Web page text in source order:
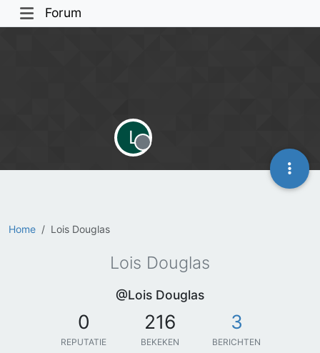
Forum
Home Lois Douglas
L
Offline
Lois Douglas
@Lois Douglas
0
REPUTATIE
216
BEKEKEN
3
BERICHTEN